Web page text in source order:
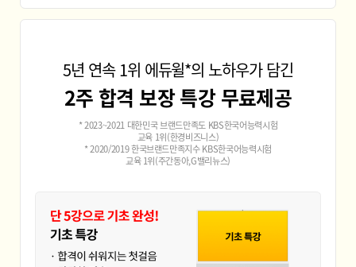
5년 연속 1위 에듀윌*의 노하우가 담긴
2주 합격 보장 특강 무료제공
* 2023~2021 대한민국 브랜드만족도 KBS한국어능력시험
교육 1위(한경비즈니스)
* 2020/2019 한국브랜드만족지수 KBS한국어능력시험
교육 1위(주간동아,G밸리뉴스)